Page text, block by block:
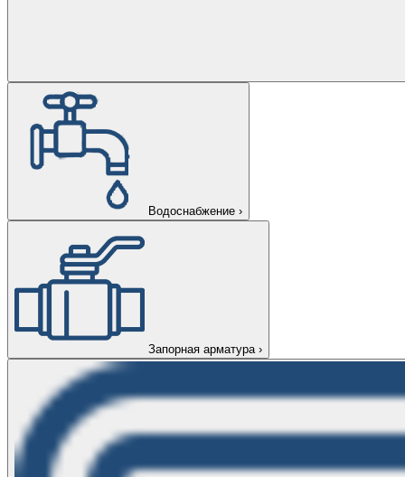
Водоснабжение ›
Запорная арматура ›